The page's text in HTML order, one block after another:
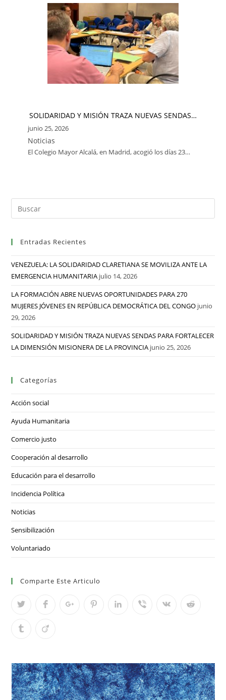
SOLIDARIDAD Y MISIÓN TRAZA NUEVAS SENDAS…
junio 25, 2026
Noticias
El Colegio Mayor Alcalá, en Madrid, acogió los días 23…
Entradas Recientes
VENEZUELA: LA SOLIDARIDAD CLARETIANA SE MOVILIZA ANTE LA
EMERGENCIA HUMANITARIA julio 14, 2026
LA FORMACIÓN ABRE NUEVAS OPORTUNIDADES PARA 270
MUJERES JÓVENES EN REPÚBLICA DEMOCRÁTICA DEL CONGO junio
29, 2026
SOLIDARIDAD Y MISIÓN TRAZA NUEVAS SENDAS PARA FORTALECER
LA DIMENSIÓN MISIONERA DE LA PROVINCIA junio 25, 2026
Categorías
Acción social
Ayuda Humanitaria
Comercio justo
Cooperación al desarrollo
Educación para el desarrollo
Incidencia Política
Noticias
Sensibilización
Voluntariado
Comparte Este Articulo